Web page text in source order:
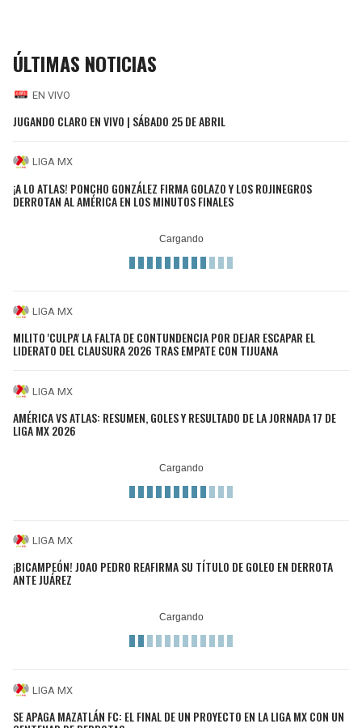
ÚLTIMAS NOTICIAS
EN VIVO
JUGANDO CLARO EN VIVO | SÁBADO 25 DE ABRIL
LIGA MX
¡A LO ATLAS! PONCHO GONZÁLEZ FIRMA GOLAZO Y LOS ROJINEGROS
DERROTAN AL AMÉRICA EN LOS MINUTOS FINALES
LIGA MX
MILITO 'CULPA' LA FALTA DE CONTUNDENCIA POR DEJAR ESCAPAR EL
LIDERATO DEL CLAUSURA 2026 TRAS EMPATE CON TIJUANA
LIGA MX
AMÉRICA VS ATLAS: RESUMEN, GOLES Y RESULTADO DE LA JORNADA 17 DE
LIGA MX 2026
LIGA MX
¡BICAMPEÓN! JOAO PEDRO REAFIRMA SU TÍTULO DE GOLEO EN DERROTA
ANTE JUÁREZ
LIGA MX
SE APAGA MAZATLÁN FC: EL FINAL DE UN PROYECTO EN LA LIGA MX CON UN